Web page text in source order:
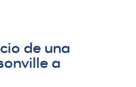
de una
a